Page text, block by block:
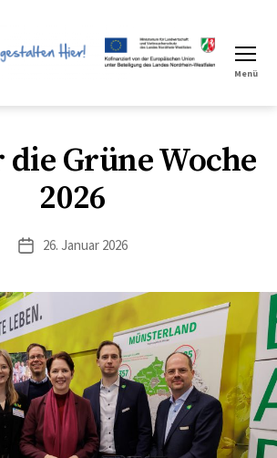
Menü
die Grüne Woche
2026
Veröffentlichungsdatum
26. Januar 2026